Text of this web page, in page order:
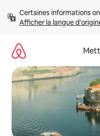
directement
Afficher la langue